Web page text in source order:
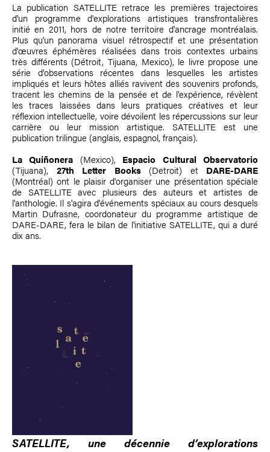
La publication SATELLITE retrace les premières trajectoires
d'un programme d'explorations artistiques transfrontalières
initié en 2011, hors de notre territoire d'ancrage montréalais.
Plus qu'un panorama visuel rétrospectif et une présentation
d'œuvres éphémères réalisées dans trois contextes urbains
très différents (Détroit, Tijuana, Mexico), le livre propose une
série d'observations récentes dans lesquelles les artistes
impliqués et leurs hôtes alliés ravivent des souvenirs profonds,
tracent les chemins de la pensée et de l'expérience, révèlent
les traces laissées dans leurs pratiques créatives et leur
réflexion intellectuelle, voire dévoilent les répercussions sur leur
carrière ou leur mission artistique. SATELLITE est une
publication trilingue (anglais, espagnol, français).
La Quiñonera (Mexico), Espacio Cultural Observatorio
(Tijuana), 27th Letter Books(Detroit) et DARE-DARE
(Montréal) ont le plaisir d'organiser une présentation spéciale
de SATELLITE avec plusieurs des auteurs et artistes de
l'anthologie. Il s'agira d'événements spéciaux au cours desquels
Martin Dufrasne, coordonateur du programme artistique de
DARE-DARE, fera le bilan de l'initiative SATELLITE, qui a duré
dix ans.
SATELLITE, une décennie d’explorations